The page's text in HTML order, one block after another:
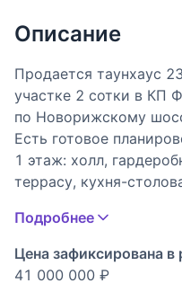
Описание
Продается таунхаус
участке 2 сотки в КП
по Новорижскому
Есть готовое
1 этаж: холл,
террасу, кухня-
постирочная с
3 этаж: спальня с с/у,
Мансарда: спальня, с/
Подробнее
Цена зафиксирована в
41 000 000 ₽